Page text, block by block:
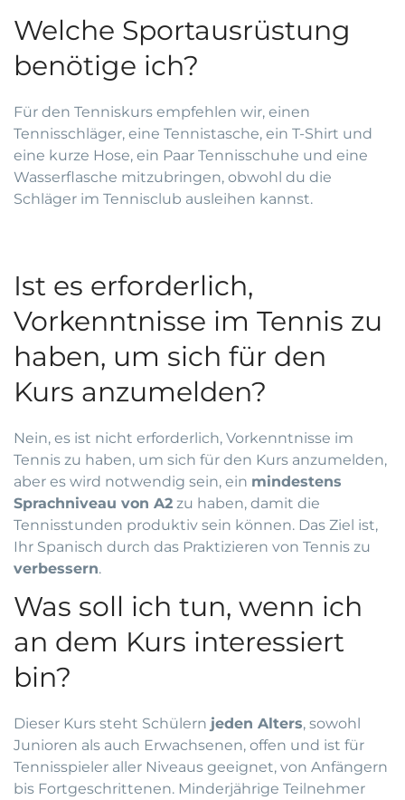
Welche Sportausrüstung
benötige ich?
Für den Tenniskurs empfehlen wir, einen
Tennisschläger, eine Tennistasche, ein T-Shirt und
eine kurze Hose, ein Paar Tennisschuhe und eine
Wasserflasche mitzubringen, obwohl du die
Schläger im Tennisclub ausleihen kannst.
Ist es erforderlich,
Vorkenntnisse im Tennis zu
haben, um sich für den
Kurs anzumelden?
Nein, es ist nicht erforderlich, Vorkenntnisse im
Tennis zu haben, um sich für den Kurs anzumelden,
aber es wird notwendig sein, ein mindestens
Sprachniveau von A2 zu haben, damit die
Tennisstunden produktiv sein können. Das Ziel ist,
Ihr Spanisch durch das Praktizieren von Tennis zu
verbessern.
Was soll ich tun, wenn ich
an dem Kurs interessiert
bin?
Dieser Kurs steht Schülern jeden Alters, sowohl
Junioren als auch Erwachsenen, offen und ist für
Tennisspieler aller Niveaus geeignet, von Anfängern
bis Fortgeschrittenen. Minderjährige Teilnehmer